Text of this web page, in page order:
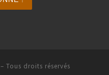
– Tous droits réservés